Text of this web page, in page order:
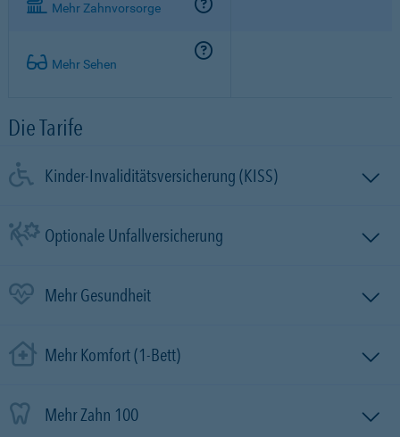
Mehr Zahnvorsorge
Mehr Sehen
Die Tarife
Kinder-Invaliditätsversicherung (KISS)
Optionale Unfallversicherung
Mehr Gesundheit
Mehr Komfort (1-Bett)
Mehr Zahn 100